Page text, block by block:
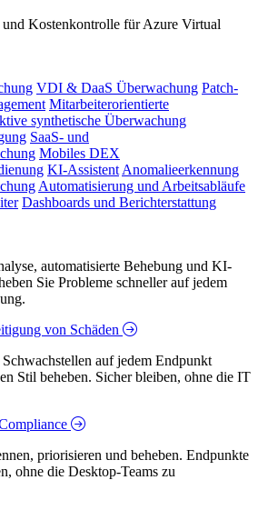
Kostenkontrolle für Azure Virtual
VDI & DaaS Überwachung Patch-
Mitarbeiterorientierte
synthetische Überwachung
SaaS- und
Mobiles DEX
KI-Assistent Anomalieerkennung
Automatisierung und Arbeitsabläufe
Dashboards und Berichterstattung
automatisierte Behebung und KI-
Sie Probleme schneller auf jedem
von Schäden
auf jedem Endpunkt
Stil beheben. Sicher bleiben, ohne die IT
priorisieren und beheben. Endpunkte
ohne die Desktop-Teams zu